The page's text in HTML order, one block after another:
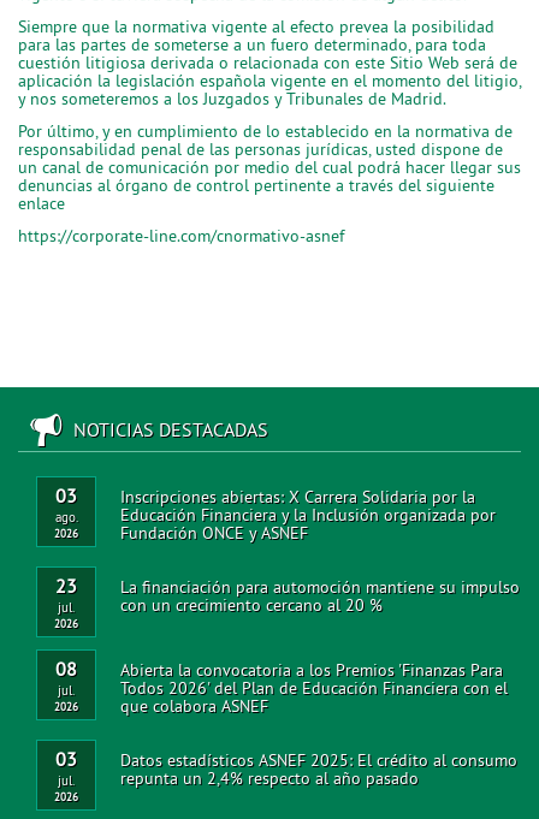
Siempre que la normativa vigente al efecto prevea la posibilidad
para las partes de someterse a un fuero determinado, para toda
cuestión litigiosa derivada o relacionada con este Sitio Web será de
aplicación la legislación española vigente en el momento del litigio,
y nos someteremos a los Juzgados y Tribunales de Madrid.
Por último, y en cumplimiento de lo establecido en la normativa de
responsabilidad penal de las personas jurídicas, usted dispone de
un canal de comunicación por medio del cual podrá hacer llegar sus
denuncias al órgano de control pertinente a través del siguiente
enlace
https://corporate-line.com/cnormativo-asnef
NOTICIAS DESTACADAS
03
ago.
2026
Inscripciones abiertas: X Carrera Solidaria por la
Educación Financiera y la Inclusión organizada por
Fundación ONCE y ASNEF
23
jul.
2026
La financiación para automoción mantiene su impulso
con un crecimiento cercano al 20 %
08
jul.
2026
Abierta la convocatoria a los Premios 'Finanzas Para
Todos 2026' del Plan de Educación Financiera con el
que colabora ASNEF
03
jul.
2026
Datos estadísticos ASNEF 2025: El crédito al consumo
repunta un 2,4% respecto al año pasado